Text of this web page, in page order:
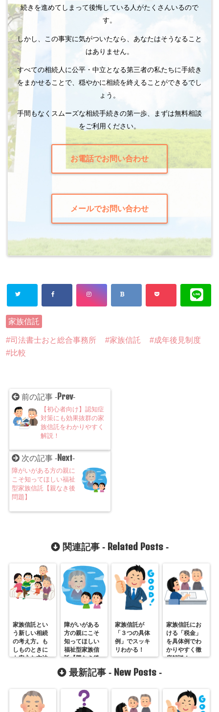
続きを進めてしまって後悔している人がたくさんいるので
す。
しかし、この事実に気がついたなら、あなたはそうなること
はありません。
すべての相続人に公平・中立となる第三者の私たちに手続き
をまかせることで、穏やかに相続を終えることができるでし
ょう。
手間もなくスムーズな相続手続きの第一歩、まずは無料相談
をご利用ください。
お電話でお問い合わせ
メールでお問い合わせ
家族信託
司法書士おと総合事務所 家族信託
成年後見制度
比較
前の記事 -Prev-
【初心者向け】認知症
対策にも効果抜群の家
族信託をわかりやすく
解説！
次の記事 -Next-
障がいがある方の親に
こそ知ってほしい福祉
型家族信託【親なき後
問題】
関連記事 - Related Posts-
家族信託とい
う新しい相続
の考え方。も
しものときに
も安心な方法
障がいがある
方の親にこそ
知ってほしい
福祉型家族信
託【親なき後
問題】
家族信託が
「３つの具体
例」でスッキ
リわかる！
家族信託にお
ける「税金」
を具体例でわ
かりやすく徹
底解説！
最新記事 - New Posts -